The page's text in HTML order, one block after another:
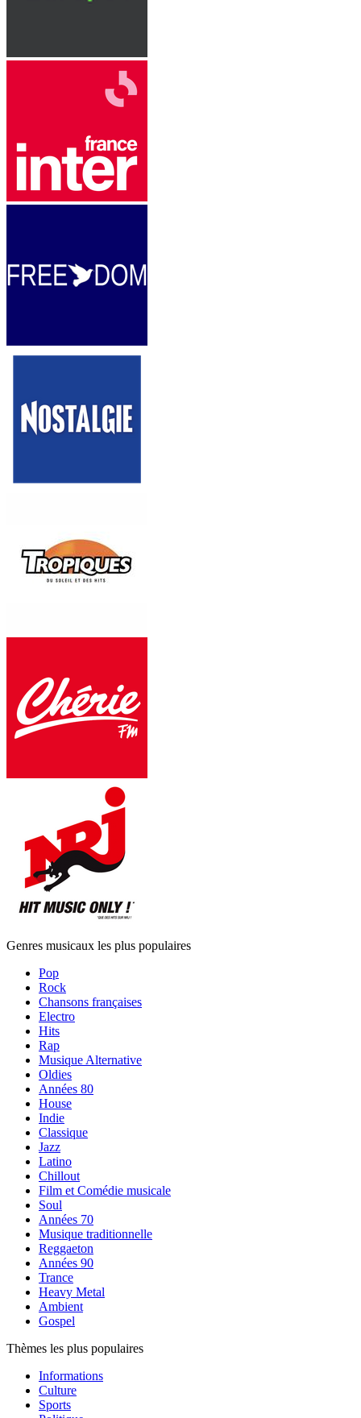
Genres musicaux les plus populaires
Pop
Rock
Chansons françaises
Electro
Hits
Rap
Musique Alternative
Oldies
Années 80
House
Indie
Classique
Jazz
Latino
Chillout
Film et Comédie musicale
Soul
Années 70
Musique traditionnelle
Reggaeton
Années 90
Trance
Heavy Metal
Ambient
Gospel
Thèmes les plus populaires
Informations
Culture
Sports